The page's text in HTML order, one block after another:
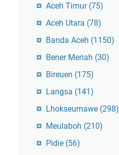
Aceh Timur (75)
Aceh Utara (78)
Banda Aceh (1150)
Bener Meriah (30)
Bireuen (175)
Langsa (141)
Lhokseumawe (298)
Meulaboh (210)
Pidie (56)